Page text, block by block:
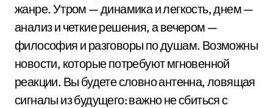
жанре. Утром — динамика и легкость, днем —
анализ и четкие решения, а вечером —
философия и разговоры по душам. Возможны
новости, которые потребуют мгновенной
реакции. Вы будете словно антенна, ловящая
сигналы из будущего: важно не сбиться с